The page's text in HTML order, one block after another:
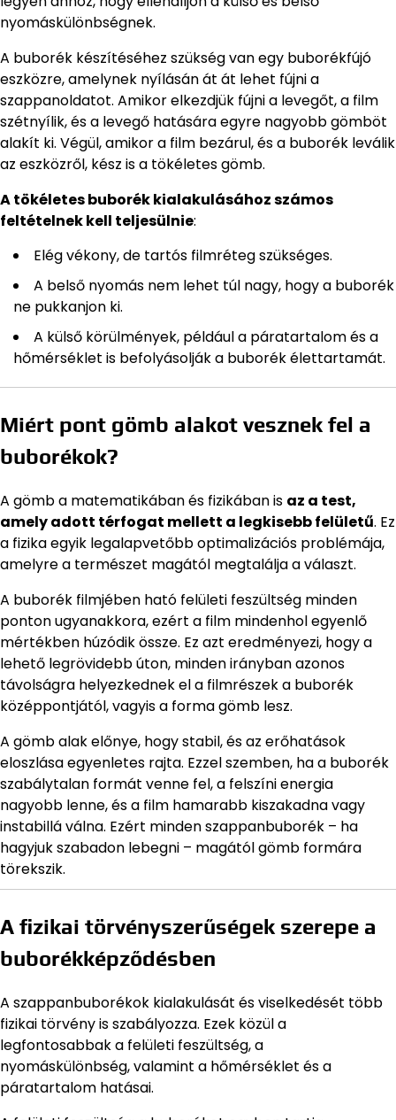
nyomáskülönbségnek.
A buborék készítéséhez szükség van egy buborékfújó
eszközre, amelynek nyílásán át át lehet fújni a
szappanoldatot. Amikor elkezdjük fújni a levegőt, a film
szétnyílik, és a levegő hatására egyre nagyobb gömböt
alakít ki. Végül, amikor a film bezárul, és a buborék leválik
az eszközről, kész is a tökéletes gömb.
A tökéletes buborék kialakulásához számos
feltételnek kell teljesülnie:
Elég vékony, de tartós filmréteg szükséges.
A belső nyomás nem lehet túl nagy, hogy a buborék
ne pukkanjon ki.
A külső körülmények, például a páratartalom és a
hőmérséklet is befolyásolják a buborék élettartamát.
Miért pont gömb alakot vesznek fel a
buborékok?
A gömb a matematikában és fizikában is az a test,
amely adott térfogat mellett a legkisebb felületű. Ez
a fizika egyik legalapvetőbb optimalizációs problémája,
amelyre a természet magától megtalálja a választ.
A buborék filmjében ható felületi feszültség minden
ponton ugyanakkora, ezért a film mindenhol egyenlő
mértékben húzódik össze. Ez azt eredményezi, hogy a
lehető legrövidebb úton, minden irányban azonos
távolságra helyezkednek el a filmrészek a buborék
középpontjától, vagyis a forma gömb lesz.
A gömb alak előnye, hogy stabil, és az erőhatások
eloszlása egyenletes rajta. Ezzel szemben, ha a buborék
szabálytalan formát venne fel, a felszíni energia
nagyobb lenne, és a film hamarabb kiszakadna vagy
instabillá válna. Ezért minden szappanbuborék – ha
hagyjuk szabadon lebegni – magától gömb formára
törekszik.
A fizikai törvényszerűségek szerepe a
buborékképződésben
A szappanbuborékok kialakulását és viselkedését több
fizikai törvény is szabályozza. Ezek közül a
legfontosabbak a felületi feszültség, a
nyomáskülönbség, valamint a hőmérséklet és a
páratartalom hatásai.